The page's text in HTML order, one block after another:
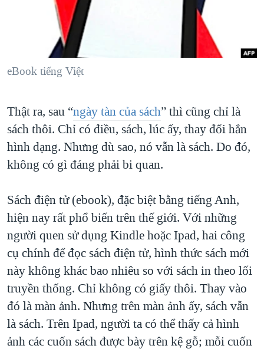
NGƯỜI VIỆT HẢI NGOẠI
ĐỜI SỐNG
KINH TẾ
KHOA HỌC
VĂN HOÁ
GIÁO DỤC
HÀNH TRÌNH BẦU CỬ 2024
MỘT NĂM CHIẾN TRANH TẠI DẢI GAZA
GIẢI MÃ VÀNH ĐAI & CON ĐƯỜNG
TRỊNH VĨNH BÌNH - NGƯỜI HẠ 'BÊN THẮNG CUỘC'
GROUND ZERO – XƯA VÀ NAY
CHI PHÍ CHIẾN TRANH AFGHANISTAN
CÁC GIÁ TRỊ CỘNG HÒA Ở VIỆT NAM
THƯỢNG ĐỈNH TRUMP-KIM TẠI VIỆT NAM
TRỊNH VĨNH BÌNH VS. CHÍNH PHỦ VIỆT NAM
NGƯ DÂN VIỆT VÀ LÀN SÓNG TRỘM HẢI SÂM
BÊN KIA QUỐC LỘ: TIẾNG VỌNG TỪ NÔNG THÔN MỸ
QUAN HỆ VIỆT MỸ
MẠNG XÃ HỘI
Ngôn ngữ khác
eBook tiếng Việt
Thật ra, sau “ngày tàn của sách” thì cũng chỉ là
sách thôi. Chỉ có điều, sách, lúc ấy, thay đổi hẳn
hình dạng. Nhưng dù sao, nó vẫn là sách. Do đó,
không có gì đáng phải bi quan.
Sách điện tử (ebook), đặc biệt bằng tiếng Anh,
hiện nay rất phổ biến trên thế giới. Với những
người quen sử dụng Kindle hoặc Ipad, hai công
cụ chính để đọc sách điện tử, hình thức sách mới
này không khác bao nhiêu so với sách in theo lối
truyền thống. Chỉ không có giấy thôi. Thay vào
đó là màn ảnh. Nhưng trên màn ảnh ấy, sách vẫn
là sách. Trên Ipad, người ta có thể thấy cả hình
ảnh các cuốn sách được bày trên kệ gỗ; mỗi cuốn